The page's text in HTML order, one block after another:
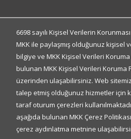
6698 sayılı Kişisel Verilerin
MKK ile paylaşmış olduğunuz kişisel
bilgiye ve MKK Kişisel Verileri Koruma
bulunan MKK Kişisel Verileri Koruma
üzerinden ulaşabilirsiniz. Web
talep etmiş olduğunuz hizmetler için
taraf oturum çerezleri
aşağıda bulunan MKK Çerez
çerez aydınlatma metnine
Kişisel Verilerin Korunması
Gizlilik Politikası
Bilgi Toplumu Hizmetleri
Sıkça Sorulan Sorular
İletişim Formu
Bize Ulaşın